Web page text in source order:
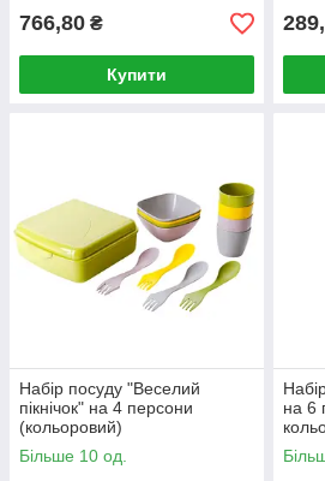
766,80 ₴
Купити
Набір посуду "Веселий
пікнічок" на 4 персони
(кольоровий)
Більше 10 од.
на 6